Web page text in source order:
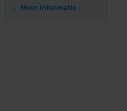
Meer informatie